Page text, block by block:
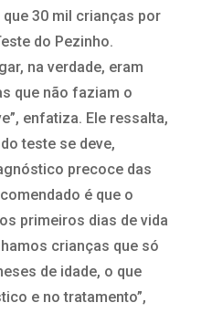
30 mil crianças por
do Pezinho.
na verdade, eram
que não faziam o
enfatiza. Ele ressalta,
teste se deve,
precoce das
é que o
primeiros dias de vida
crianças que só
de idade, o que
e no tratamento”,